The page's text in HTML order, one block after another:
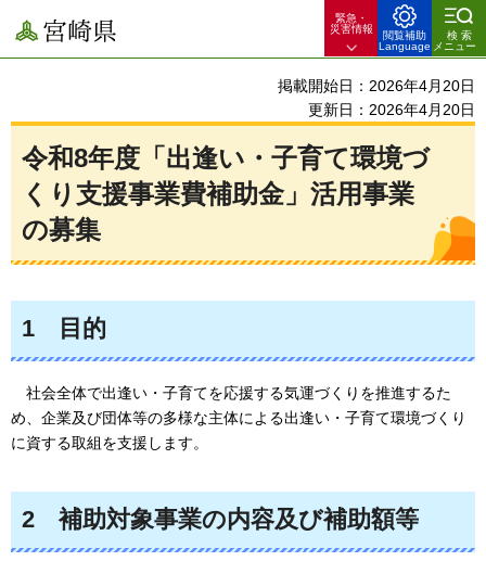
宮崎県
緊急・
災害情報
閲覧補助
Language
検索
メニュー
掲載開始日：2026年4月20日
更新日：2026年4月20日
令和8年度「出逢い・子育て環境づ
くり支援事業費補助金」活用事業
の募集
1 目的
社会全体で出逢い・子育てを応援する気運づくりを推進するた
め、企業及び団体等の多様な主体による出逢い・子育て環境づくり
に資する取組を支援します。
2 補助対象事業の内容及び補助額等